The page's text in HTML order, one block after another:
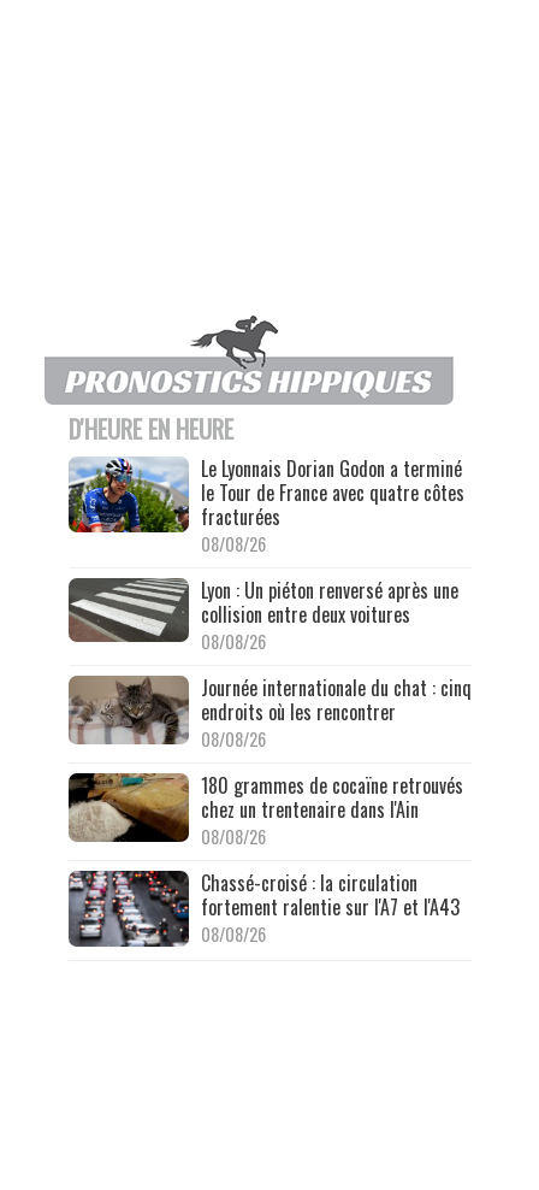
D'HEURE EN HEURE
Le Lyonnais Dorian Godon a terminé
le Tour de France avec quatre côtes
fracturées
08/08/26
Lyon : Un piéton renversé après une
collision entre deux voitures
08/08/26
Journée internationale du chat : cinq
endroits où les rencontrer
08/08/26
180 grammes de cocaïne retrouvés
chez un trentenaire dans l'Ain
08/08/26
Chassé-croisé : la circulation
fortement ralentie sur l'A7 et l'A43
08/08/26